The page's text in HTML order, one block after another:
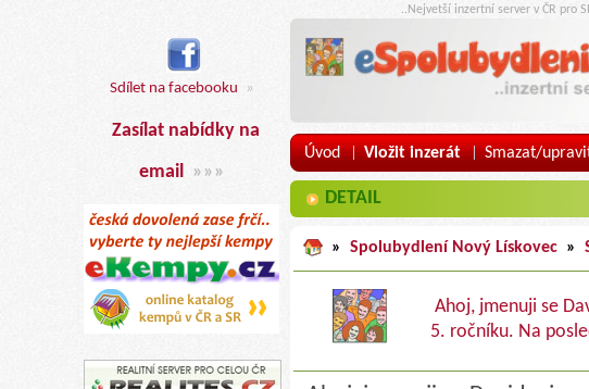
Sdílet na facebooku »
Zasílat nabídky na
email »»»
..Nejvetší inzertní server v ČR pro
Úvod | Vložit inzerát | Smazat/
DETAIL
» Spolubydlení Nový Lískovec »
Ahoj, jmenuji se
5. ročníku. Na